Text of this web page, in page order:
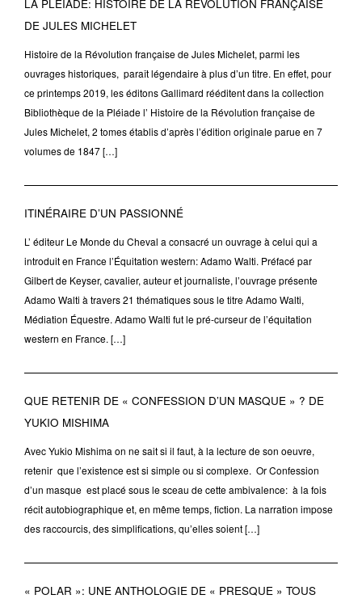
LA PLÉIADE: HISTOIRE DE LA RÉVOLUTION FRANÇAISE
DE JULES MICHELET
Histoire de la Révolution française de Jules Michelet, parmi les
ouvrages historiques, paraît légendaire à plus d’un titre. En effet, pour
ce printemps 2019, les éditons Gallimard rééditent dans la collection
Bibliothèque de la Pléiade l’ Histoire de la Révolution française de
Jules Michelet, 2 tomes établis d’après l’édition originale parue en 7
volumes de 1847 […]
ITINÉRAIRE D’UN PASSIONNÉ
L’ éditeur Le Monde du Cheval a consacré un ouvrage à celui qui a
introduit en France l’Équitation western: Adamo Walti. Préfacé par
Gilbert de Keyser, cavalier, auteur et journaliste, l’ouvrage présente
Adamo Walti à travers 21 thématiques sous le titre Adamo Walti,
Médiation Équestre. Adamo Walti fut le pré-curseur de l’équitation
western en France. […]
QUE RETENIR DE « CONFESSION D’UN MASQUE » ? DE
YUKIO MISHIMA
Avec Yukio Mishima on ne sait si il faut, à la lecture de son oeuvre,
retenir que l’existence est si simple ou si complexe. Or Confession
d’un masque est placé sous le sceau de cette ambivalence: à la fois
récit autobiographique et, en même temps, fiction. La narration impose
des raccourcis, des simplifications, qu’elles soient […]
« POLAR »: UNE ANTHOLOGIE DE « PRESQUE » TOUS